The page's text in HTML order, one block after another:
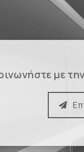
με